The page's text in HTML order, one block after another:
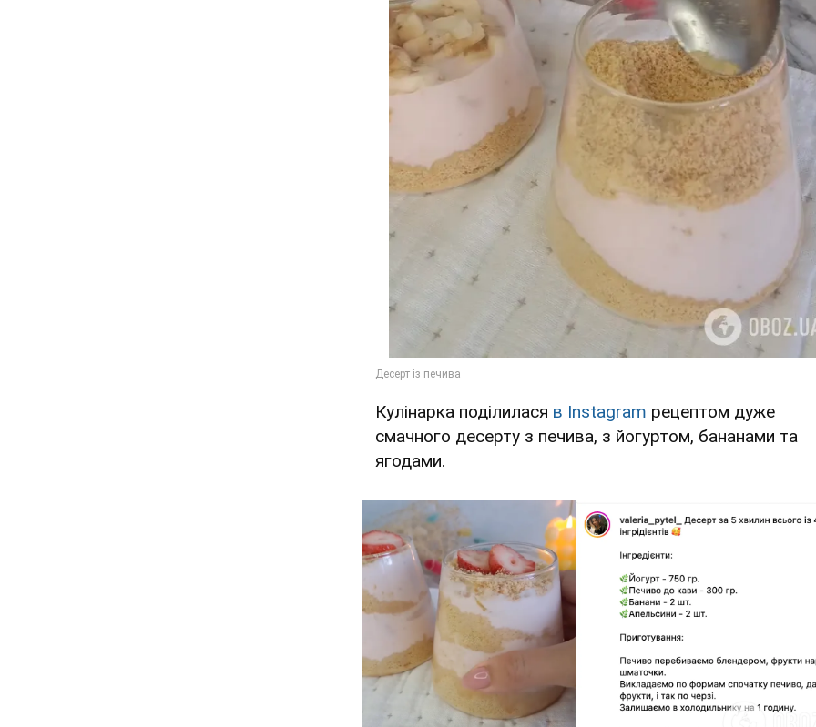
Кулінарка поділилася в Instagram рецептом дуже
смачного десерту з печива, з йогуртом, бананами та
ягодами.